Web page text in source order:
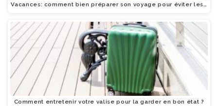
Vacances: comment bien préparer son voyage pour éviter les…
Comment entretenir votre valise pour la garder en bon état ?